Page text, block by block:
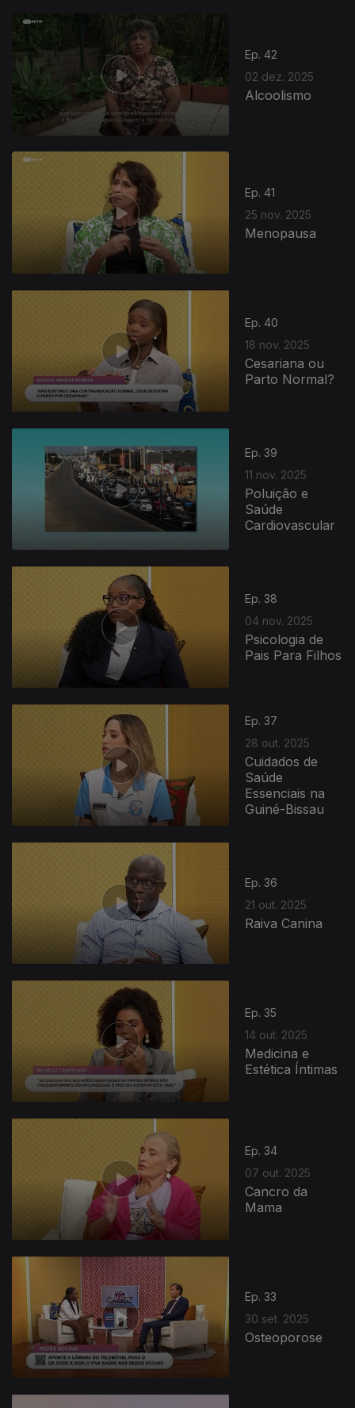
Ep. 42
02 dez. 2025
Alcoolismo
Ep. 41
25 nov. 2025
Menopausa
Ep. 40
18 nov. 2025
Cesariana ou
Parto Normal?
Ep. 39
11 nov. 2025
Poluição e
Saúde
Cardiovascular
Ep. 38
04 nov. 2025
Psicologia de
Pais Para Filhos
Ep. 37
28 out. 2025
Cuidados de
Saúde
Essenciais na
Guiné-Bissau
Ep. 36
21 out. 2025
Raiva Canina
Ep. 35
14 out. 2025
Medicina e
Estética Íntimas
882038
Ep. 34
07 out. 2025
Cancro da
Mama
Ep. 33
30 set. 2025
Osteoporose